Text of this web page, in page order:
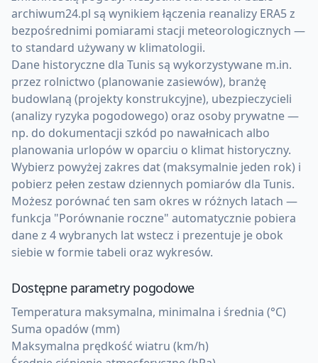
archiwum24.pl są wynikiem łączenia reanalizy ERA5 z
bezpośrednimi pomiarami stacji meteorologicznych —
to standard używany w klimatologii.
Dane historyczne dla Tunis są wykorzystywane m.in.
przez rolnictwo (planowanie zasiewów), branżę
budowlaną (projekty konstrukcyjne), ubezpieczycieli
(analizy ryzyka pogodowego) oraz osoby prywatne —
np. do dokumentacji szkód po nawałnicach albo
planowania urlopów w oparciu o klimat historyczny.
Wybierz powyżej zakres dat (maksymalnie jeden rok) i
pobierz pełen zestaw dziennych pomiarów dla Tunis.
Możesz porównać ten sam okres w różnych latach —
funkcja "Porównanie roczne" automatycznie pobiera
dane z 4 wybranych lat wstecz i prezentuje je obok
siebie w formie tabeli oraz wykresów.
Dostępne parametry pogodowe
Temperatura maksymalna, minimalna i średnia (°C)
Suma opadów (mm)
Maksymalna prędkość wiatru (km/h)